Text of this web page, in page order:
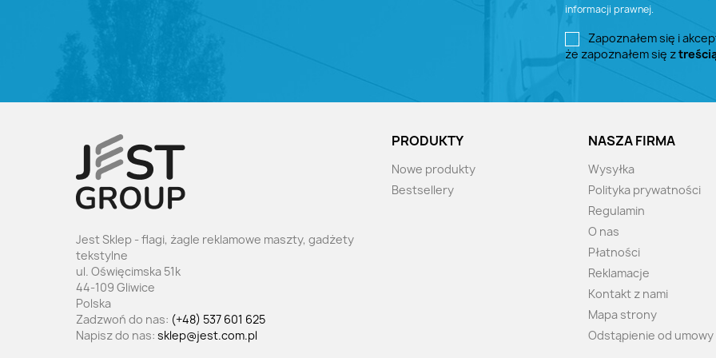
informacji prawnej.
Zapoznałem się i
że zapoznałem się z
Jest Sklep - flagi, żagle reklamowe maszty, gadżety
tekstylne
ul. Oświęcimska 51k
44-109 Gliwice
Polska
Zadzwoń do nas: (+48) 537 601 625
Napisz do nas: sklep@jest.com.pl
PRODUKTY
Nowe produkty
Bestsellery
NASZA FIRMA
Wysyłka
Polityka prywatności
Regulamin
O nas
Płatności
Reklamacje
Kontakt z nami
Mapa strony
Odstąpienie od umowy